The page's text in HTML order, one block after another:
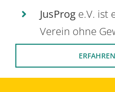
JusProg e.V. ist
Verein ohne